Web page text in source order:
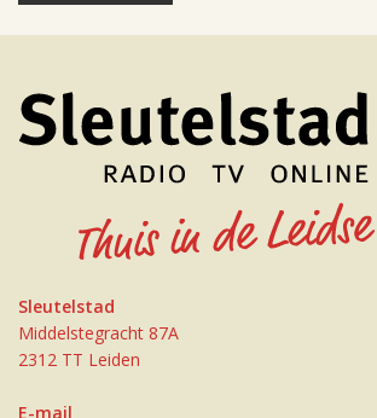
Sleutelstad
Middelstegracht 87A
2312 TT Leiden
E-mail